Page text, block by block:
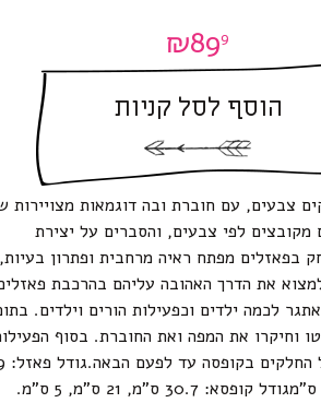
₪899
הוסף לסל קניות
25 חלקים צבעים, עם חוברת ובה דוגמאות מצויירות
מקובצים לפי צבעים, והסברים על יצירת
בפאזלים מפתח ראיה מרחבית ופתרון בעיות,
את הדרך האהובה עליהם בהרכבת
לכמה ילדים וכפעילות הורים וילדים.
וחיקרו את המפה ואת החוברת. בסוף
שימרו את